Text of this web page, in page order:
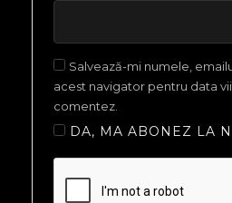
Salvează-mi numele,
acest navigator pentru data
comentez.
DA, MA ABONEZ LA